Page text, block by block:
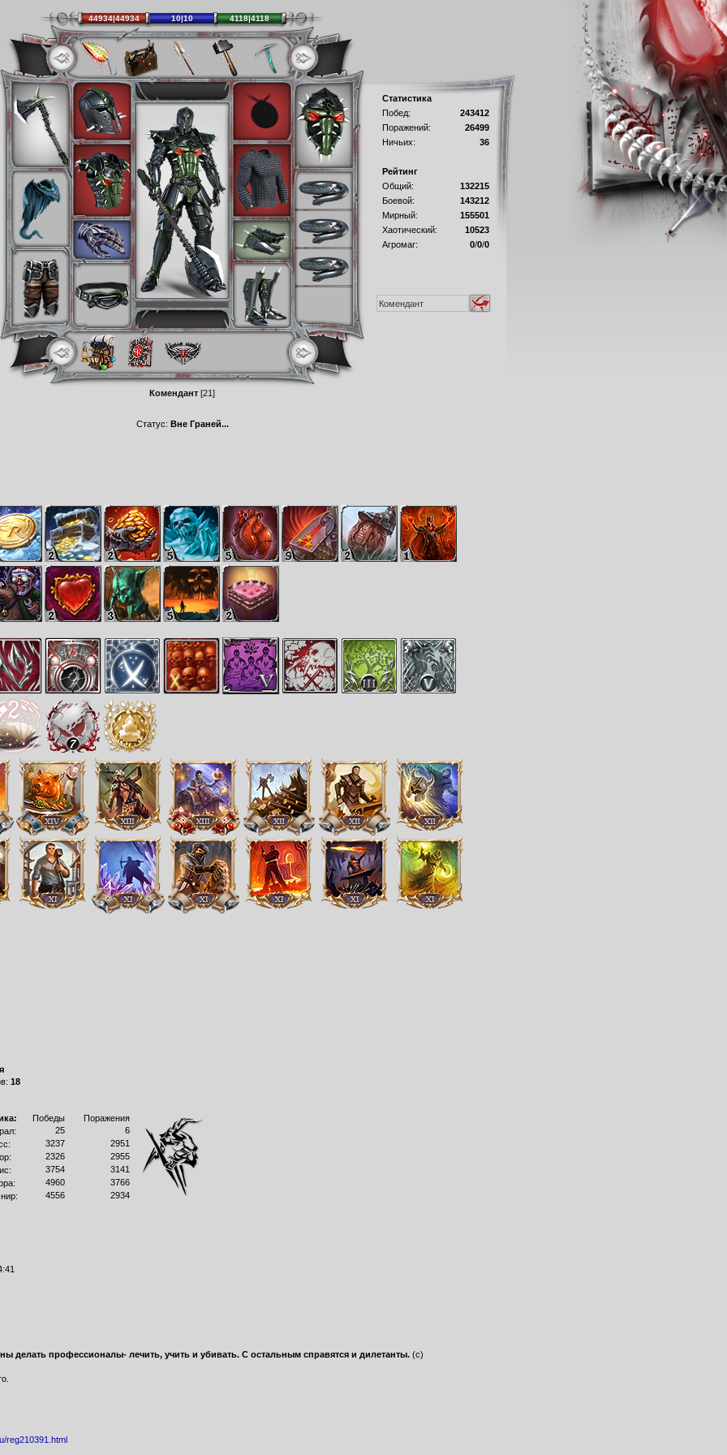
Статистика
Побед:
243412
Поражений:
26499
Ничьих:
36
Рейтинг
Общий:
132215
Боевой:
143212
Мирный:
155501
Хаотический:
10523
Агромаг:
0/0/0
Статус: Вне Граней...
18
Победы
Поражения
25
6
3237
2951
2326
2955
3754
3141
4960
3766
4556 2934
делать профессионалы- лечить, учить и убивать. С остальным справятся и дилетанты. (с)
reg210391.html
44934|44934 10|10 4118|4118
Комендант [21]